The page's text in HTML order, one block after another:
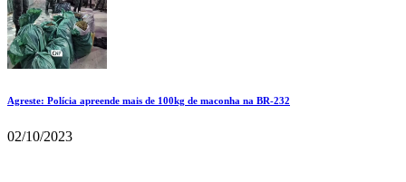
Agreste: Polícia apreende mais de 100kg de maconha na BR-232
02/10/2023